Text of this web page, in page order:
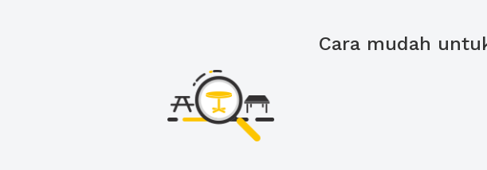
Cara mudah